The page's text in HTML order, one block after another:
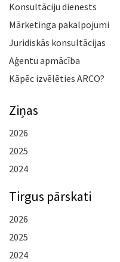
Konsultāciju dienests
Mārketinga pakalpojumi
Juridiskās konsultācijas
Aģentu apmācība
Kāpēc izvēlēties ARCO?
Ziņas
2026
2025
2024
Tirgus pārskati
2026
2025
2024